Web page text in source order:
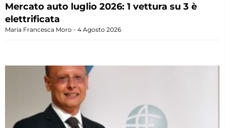
Mercato auto luglio 2026: 1 vettura su 3 è
elettrificata
Maria Francesca Moro 4 Agosto 2026